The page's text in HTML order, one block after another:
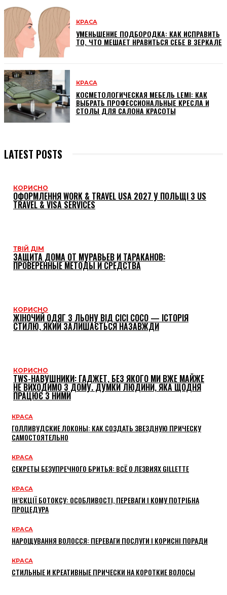
КРАСА
УМЕНЬШЕНИЕ ПОДБОРОДКА: КАК ИСПРАВИТЬ
ТО, ЧТО МЕШАЕТ НРАВИТЬСЯ СЕБЕ В ЗЕРКАЛЕ
КРАСА
КОСМЕТОЛОГИЧЕСКАЯ МЕБЕЛЬ LEMI: КАК
ВЫБРАТЬ ПРОФЕССИОНАЛЬНЫЕ КРЕСЛА И
СТОЛЫ ДЛЯ САЛОНА КРАСОТЫ
LATEST POSTS
КОРИСНО
ОФОРМЛЕННЯ WORK & TRAVEL USA 2027 У ПОЛЬЩІ З US
TRAVEL & VISA SERVICES
ТВІЙ ДІМ
ЗАЩИТА ДОМА ОТ МУРАВЬЕВ И ТАРАКАНОВ:
ПРОВЕРЕННЫЕ МЕТОДЫ И СРЕДСТВА
КОРИСНО
ЖІНОЧИЙ ОДЯГ З ЛЬОНУ ВІД CICI COCO — ІСТОРІЯ
СТИЛЮ, ЯКИЙ ЗАЛИШАЄТЬСЯ НАЗАВЖДИ
КОРИСНО
TWS-НАВУШНИКИ: ГАДЖЕТ, БЕЗ ЯКОГО МИ ВЖЕ МАЙЖЕ
НЕ ВИХОДИМО З ДОМУ. ДУМКИ ЛЮДИНИ, ЯКА ЩОДНЯ
ПРАЦЮЄ З НИМИ
КРАСА
ГОЛЛИВУДСКИЕ ЛОКОНЫ: КАК СОЗДАТЬ ЗВЕЗДНУЮ ПРИЧЕСКУ
САМОСТОЯТЕЛЬНО
КРАСА
СЕКРЕТЫ БЕЗУПРЕЧНОГО БРИТЬЯ: ВСЁ О ЛЕЗВИЯХ GILLETTE
КРАСА
ІН’ЄКЦІЇ БОТОКСУ: ОСОБЛИВОСТІ, ПЕРЕВАГИ І КОМУ ПОТРІБНА
ПРОЦЕДУРА
КРАСА
НАРОЩУВАННЯ ВОЛОССЯ: ПЕРЕВАГИ ПОСЛУГИ І КОРИСНІ ПОРАДИ
КРАСА
СТИЛЬНЫЕ И КРЕАТИВНЫЕ ПРИЧЕСКИ НА КОРОТКИЕ ВОЛОСЫ